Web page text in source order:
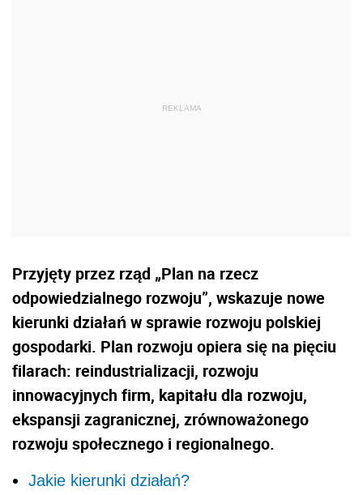
Przyjęty przez rząd „Plan na rzecz
odpowiedzialnego rozwoju”, wskazuje nowe
kierunki działań w sprawie rozwoju polskiej
gospodarki. Plan rozwoju opiera się na pięciu
filarach: reindustrializacji, rozwoju
innowacyjnych firm, kapitału dla rozwoju,
ekspansji zagranicznej, zrównoważonego
rozwoju społecznego i regionalnego.
Jakie kierunki działań?